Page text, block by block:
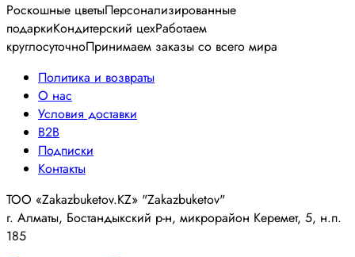
Роскошные цветыПерсонализированные
подаркиКондитерский цехРаботаем
круглосуточноПринимаем заказы со всего мира
Политика и возвраты
О нас
Условия доставки
B2B
Подписки
Контакты
ТОО «Zakazbuketov.KZ» "Zakazbuketov"
г. Алматы, Бостандыкский р-н, микрорайон Керемет, 5, н.п.
185